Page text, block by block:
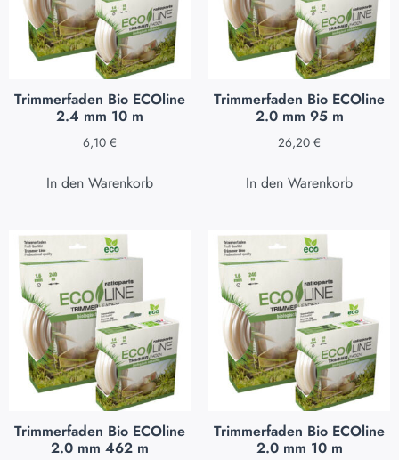
Trimmerfaden Bio ECOline
2.4 mm 10 m
6,10 €
In den Warenkorb
Trimmerfaden Bio ECOline
2.0 mm 95 m
26,20 €
In den Warenkorb
Trimmerfaden Bio ECOline
2.0 mm 462 m
Trimmerfaden Bio ECOline
2.0 mm 10 m